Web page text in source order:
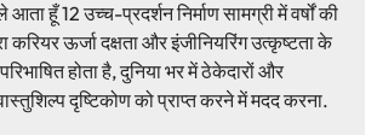
हूँ 12 उच्च-प्रदर्शन निर्माण सामग्री में वर्षों की
करियर ऊर्जा दक्षता और इंजीनियरिंग उत्कृष्टता के
होता है, दुनिया भर में ठेकेदारों और
दृष्टिकोण को प्राप्त करने में मदद करना.